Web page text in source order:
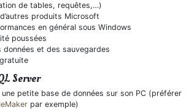
de tables, requêtes,…)
produits Microsoft
en général sous Windows
poussées
données et des sauvegardes
Server
petite base de données sur son PC (préférer
par exemple)